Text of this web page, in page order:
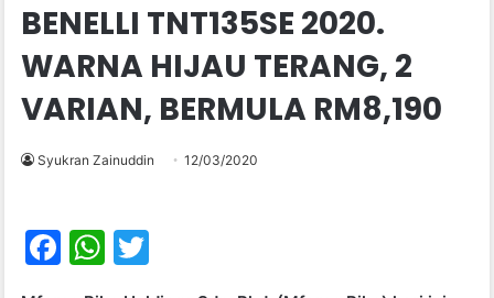
BENELLI TNT135SE 2020.
WARNA HIJAU TERANG, 2
VARIAN, BERMULA RM8,190
Syukran Zainuddin 12/03/2020
F
W